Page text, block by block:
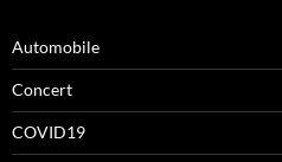
Automobile
Concert
COVID19